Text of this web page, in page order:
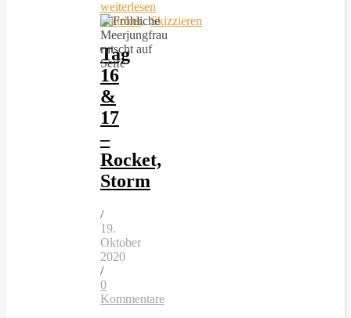
weiterlesen
Inktober,Skizzieren
Tag
16
&
17
–
Rocket,
Storm
/
19.
Oktober
2020
/
0
Kommentare